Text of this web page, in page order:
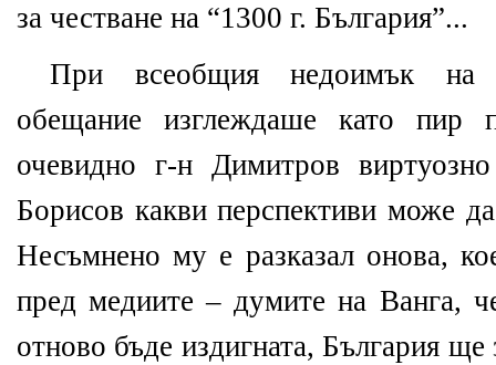
за честване на “1300 г. България”...
При всеобщия недоимък на
обещание изглеждаше като
очевидно г-н Димитров
Борисов какви перспективи може
Несъмнено му е разказал онова,
пред медиите – думите на Ванга,
отново бъде издигната, България ще